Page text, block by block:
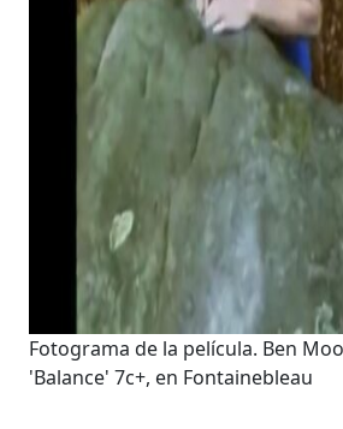
Fotograma de la película. Ben
'Balance' 7c+, en Fontainebleau